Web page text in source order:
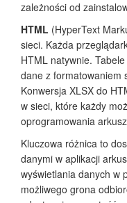
zależności od
HTML (HyperText
sieci. Każda
HTML natywnie.
dane z formatowaniem
Konwersja XLSX do
w sieci, które każdy
oprogramowania
Kluczowa różnica to
danymi w aplikacji
wyświetlania danych w
możliwego grona